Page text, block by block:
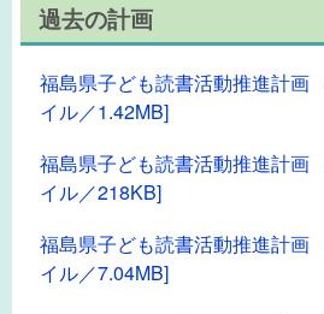
過去の計画
福島県子ども読書活動推進計画
イル／1.42MB]
福島県子ども読書活動推進計画
イル／218KB]
福島県子ども読書活動推進計画
イル／7.04MB]